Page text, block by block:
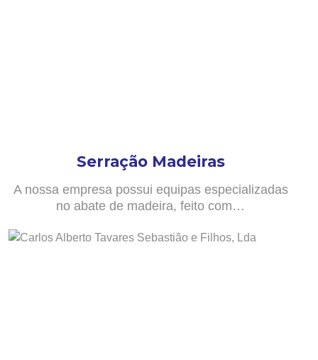
Serração Madeiras
A nossa empresa possui equipas especializadas
no abate de madeira, feito com…